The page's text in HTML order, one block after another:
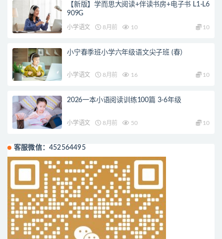
【新版】学而思大阅读+伴读书房+电子书 L1-L6
909G
小学语文 8月前 10 10
小宁春季班小学六年级语文尖子班 (春）
小学语文 8月前 16 10
2026一本小语阅读训练100篇 3-6年级
小学语文 8月前 50 10
客服微信：452564495